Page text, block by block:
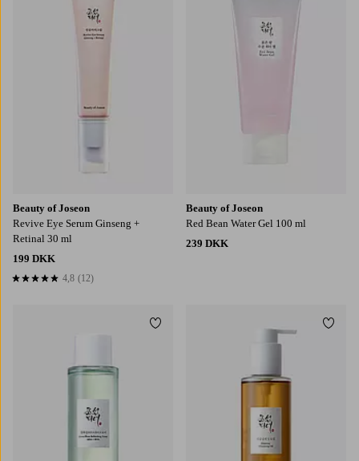
Beauty of Joseon
Revive Eye Serum Ginseng +
Retinal 30 ml
199 DKK
4,8 baseret på 12 bedømmelser
4,8 (12)
Beauty of Joseon
Red Bean Water Gel 100 ml
239 DKK
Tilføj til favoritter